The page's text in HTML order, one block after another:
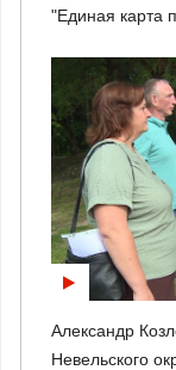
"Единая карта
Александр
Невельского